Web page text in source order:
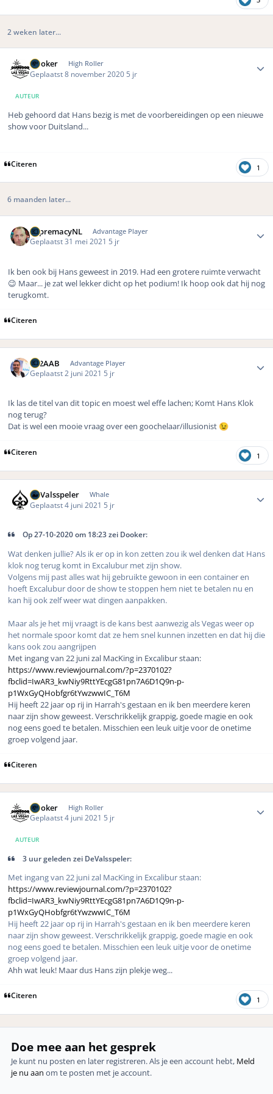
2 weken later...
Dooker High Roller
Geplaatst8 november 2020 5 jr
AUTEUR
Heb gehoord dat Hans bezig is met de voorbereidingen op een nieuwe
show voor Duitsland...
Citeren 1
6 maanden later...
SupremacyNL Advantage Player
Geplaatst 31 mei 2021 5 jr
Ik ben ook bij Hans geweest in 2019. Had een grotere ruimte verwacht
😉 Maar... je zat wel lekker dicht op het podium! Ik hoop ook dat hij nog
terugkomt.
Citeren
PE2AAB Advantage Player
Geplaatst 2 juni 2021 5 jr
Ik las de titel van dit topic en moest wel effe lachen; Komt Hans Klok
nog terug?
Dat is wel een mooie vraag over een goochelaar/illusionist 😉
Citeren 1
DeValsspeler Whale
Geplaatst4 juni 2021 5 jr
Op 27-10-2020 om 18:23 zei Dooker:
Wat denken jullie? Als ik er op in kon zetten zou ik wel denken dat Hans
klok nog terug komt in Excalubur met zijn show.
Volgens mij past alles wat hij gebruikte gewoon in een container en
hoeft Excalubur door de show te stoppen hem niet te betalen nu en
kan hij ook zelf weer wat dingen aanpakken.
Maar als je het mij vraagt is de kans best aanwezig als Vegas weer op
het normale spoor komt dat ze hem snel kunnen inzetten en dat hij die
kans ook zou aangrijpen
Met ingang van 22 juni zal MacKing in Excalibur staan:
https://www.reviewjournal.com/?p=2370102?
fbclid=IwAR3_kwNiy9RttYEcgG81pn7A6D1Q9n-p-
p1WxGyQHobfgr6tYwzwwIC_T6M
Hij heeft 22 jaar op rij in Harrah's gestaan en ik ben meerdere keren
naar zijn show geweest. Verschrikkelijk grappig, goede magie en ook
nog eens goed te betalen. Misschien een leuk uitje voor de onetime
groep volgend jaar.
Citeren
Dooker High Roller
Geplaatst4 juni 2021 5 jr
AUTEUR
3 uur geleden zei DeValsspeler:
Met ingang van 22 juni zal MacKing in Excalibur staan:
https://www.reviewjournal.com/?p=2370102?
fbclid=IwAR3_kwNiy9RttYEcgG81pn7A6D1Q9n-p-
p1WxGyQHobfgr6tYwzwwIC_T6M
Hij heeft 22 jaar op rij in Harrah's gestaan en ik ben meerdere keren
naar zijn show geweest. Verschrikkelijk grappig, goede magie en ook
nog eens goed te betalen. Misschien een leuk uitje voor de onetime
groep volgend jaar.
Ahh wat leuk! Maar dus Hans zijn plekje weg...
Citeren 1
Doe mee aan het gesprek
Je kunt nu posten en later registreren. Als je een account hebt, Meld
je nu aan om te posten met je account.